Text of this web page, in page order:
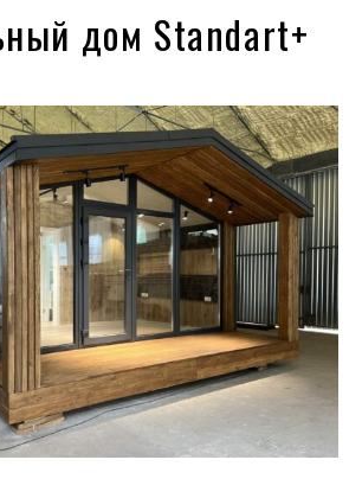
дом Standart+